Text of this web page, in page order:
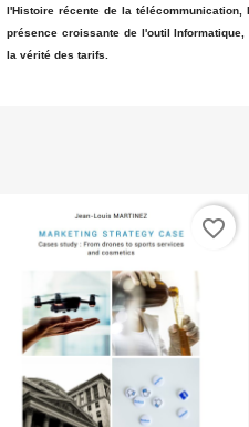
l'Histoire récente de la
présence croissante de l'outil
la vérité des tarifs.
favorite_border